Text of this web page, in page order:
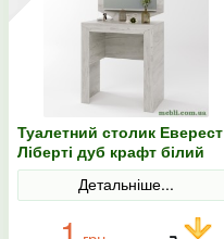
Туалетний столик Еверест
Ліберті дуб крафт білий
Детальніше...